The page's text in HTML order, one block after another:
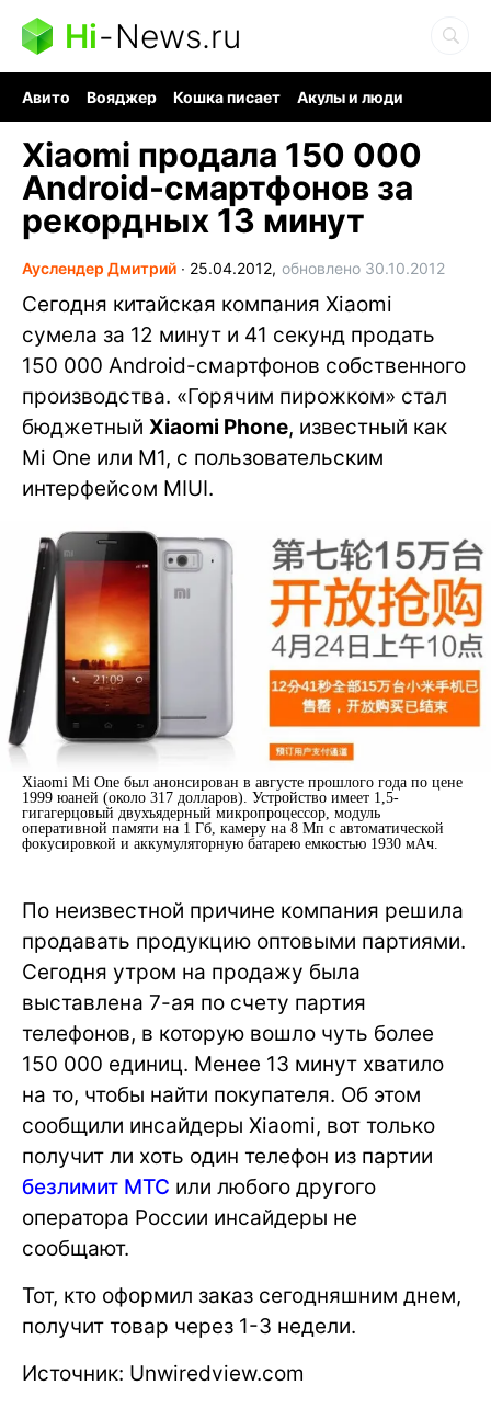
Hi-News.ru
Авито Вояджер Кошка писает
Акулы и люди
Xiaomi продала 150 000
Android-смартфонов за
рекордных 13 минут
Ауслендер Дмитрий ∙ 25.04.2012, обновлено 30.10.2012
Сегодня китайская компания Xiaomi
сумела за 12 минут и 41 секунд продать
150 000 Android-смартфонов собственного
производства. «Горячим пирожком» стал
бюджетный Xiaomi Phone, известный как
Mi One или M1, с пользовательским
интерфейсом MIUI.
Xiaomi Mi One был анонсирован в августе прошлого года по цене
1999 юаней (около 317 долларов). Устройство имеет 1,5-
гигагерцовый двухъядерный микропроцессор, модуль
оперативной памяти на 1 Гб, камеру на 8 Мп с автоматической
фокусировкой и аккумуляторную батарею емкостью 1930 мАч.
По неизвестной причине компания решила
продавать продукцию оптовыми партиями.
Сегодня утром на продажу была
выставлена 7-ая по счету партия
телефонов, в которую вошло чуть более
150 000 единиц. Менее 13 минут хватило
на то, чтобы найти покупателя. Об этом
сообщили инсайдеры Xiaomi, вот только
получит ли хоть один телефон из партии
безлимит МТС или любого другого
оператора России инсайдеры не
сообщают.
Тот, кто оформил заказ сегодняшним днем,
получит товар через 1-3 недели.
Источник: Unwiredview.com